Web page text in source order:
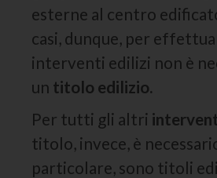
esterne al centro
casi, dunque, per
interventi edilizi non è
un titolo edilizio.
Per tutti gli altri
titolo, invece, è
particolare, sono titoli